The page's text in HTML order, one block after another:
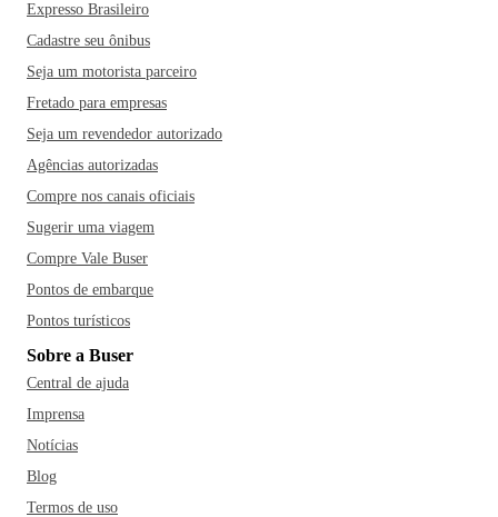
Expresso Brasileiro
Cadastre seu ônibus
Seja um motorista parceiro
Fretado para empresas
Seja um revendedor autorizado
Agências autorizadas
Compre nos canais oficiais
Sugerir uma viagem
Compre Vale Buser
Pontos de embarque
Pontos turísticos
Sobre a Buser
Central de ajuda
Imprensa
Notícias
Blog
Termos de uso